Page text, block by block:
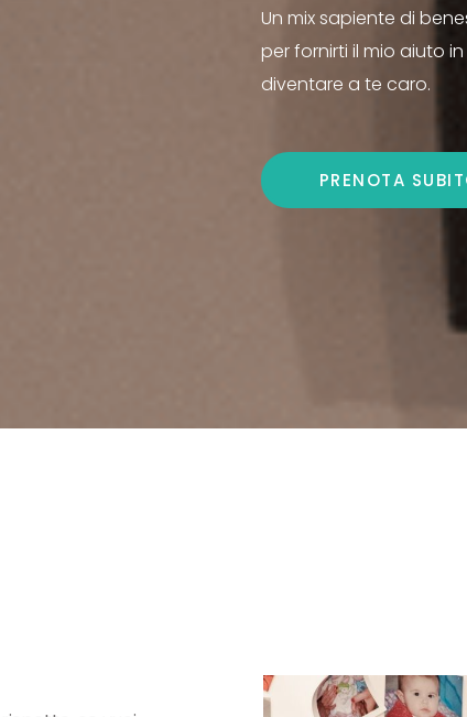
Un mix sapiente di
per fornirti il mio aiuto
diventare a te caro.
PRENOTA